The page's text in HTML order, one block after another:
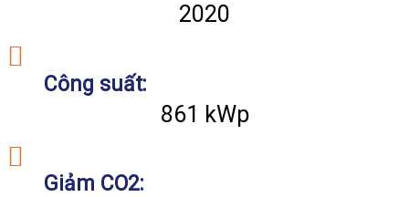
2020
Công suất:
861 kWp
Giảm CO2: